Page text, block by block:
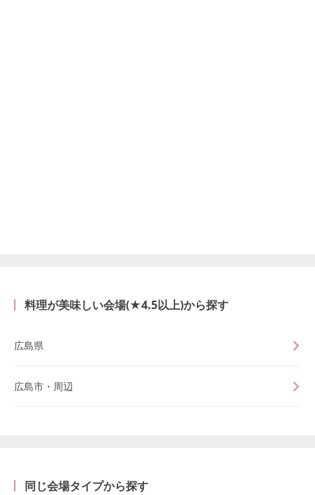
料理が美味しい会場(★4.5以上)から探す
広島県
広島市・周辺
同じ会場タイプから探す